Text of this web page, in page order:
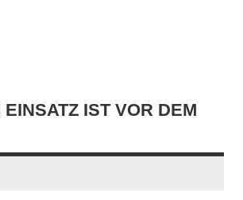
IST VOR DEM